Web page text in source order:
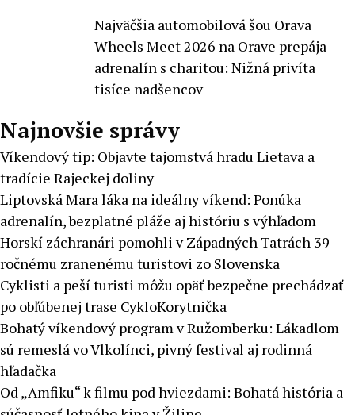
Najväčšia automobilová šou Orava
Wheels Meet 2026 na Orave prepája
adrenalín s charitou: Nižná privíta
tisíce nadšencov
Najnovšie správy
Víkendový tip: Objavte tajomstvá hradu Lietava a
tradície Rajeckej doliny
Liptovská Mara láka na ideálny víkend: Ponúka
adrenalín, bezplatné pláže aj históriu s výhľadom
Horskí záchranári pomohli v Západných Tatrách 39-
ročnému zranenému turistovi zo Slovenska
Cyklisti a peší turisti môžu opäť bezpečne prechádzať
po obľúbenej trase CykloKorytnička
Bohatý víkendový program v Ružomberku: Lákadlom
sú remeslá vo Vlkolínci, pivný festival aj rodinná
hľadačka
Od „Amfiku“ k filmu pod hviezdami: Bohatá história a